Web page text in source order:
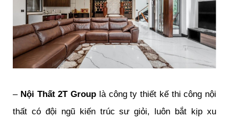
– Nội Thất 2T Group là công ty thiết kế thi công nội
thất có đội ngũ kiến trúc sư giỏi, luôn bắt kịp xu